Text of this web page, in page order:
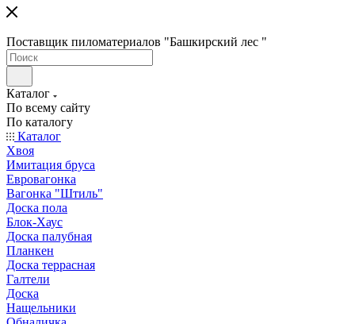
Поставщик пиломатериалов "Башкирский лес "
Каталог
По всему сайту
По каталогу
Каталог
Хвоя
Имитация бруса
Евровагонка
Вагонка "Штиль"
Доска пола
Блок-Хаус
Доска палубная
Планкен
Доска террасная
Галтели
Доска
Нащельники